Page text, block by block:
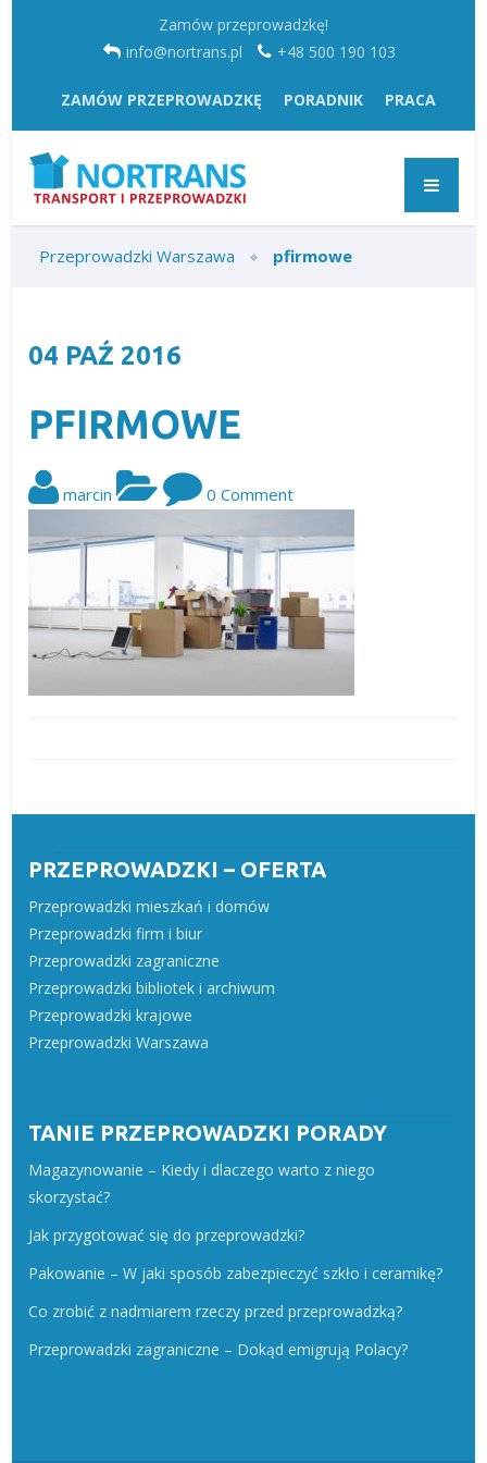
Zamów przeprowadzkę!
info@nortrans.pl
+48 500 190 103
ZAMÓW PRZEPROWADZKĘ PORADNIK PRACA
Przeprowadzki Warszawa pfirmowe
04 PAŹ2016
PFIRMOWE
marcin 0 Comment
PRZEPROWADZKI – OFERTA
Przeprowadzki mieszkań i domów
Przeprowadzki firm i biur
Przeprowadzki zagraniczne
Przeprowadzki bibliotek i archiwum
Przeprowadzki krajowe
Przeprowadzki Warszawa
TANIE PRZEPROWADZKI PORADY
Magazynowanie – Kiedy i dlaczego warto z niego
skorzystać?
Jak przygotować się do przeprowadzki?
Pakowanie – W jaki sposób zabezpieczyć szkło i ceramikę?
Co zrobić z nadmiarem rzeczy przed przeprowadzką?
Przeprowadzki zagraniczne – Dokąd emigrują Polacy?